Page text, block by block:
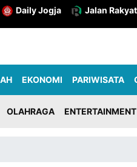
Daily Jogja Jalan Rakyat
EKONOMI PARIWISATA
OLAHRAGA ENTERTAINMENT